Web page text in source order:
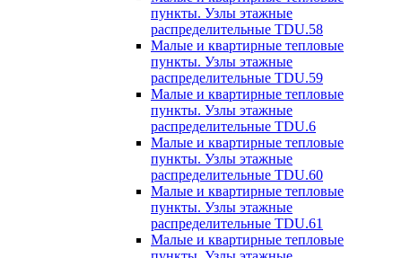
пункты. Узлы этажные
распределительные TDU.58
Малые и квартирные тепловые
пункты. Узлы этажные
распределительные TDU.59
Малые и квартирные тепловые
пункты. Узлы этажные
распределительные TDU.6
Малые и квартирные тепловые
пункты. Узлы этажные
распределительные TDU.60
Малые и квартирные тепловые
пункты. Узлы этажные
распределительные TDU.61
Малые и квартирные тепловые